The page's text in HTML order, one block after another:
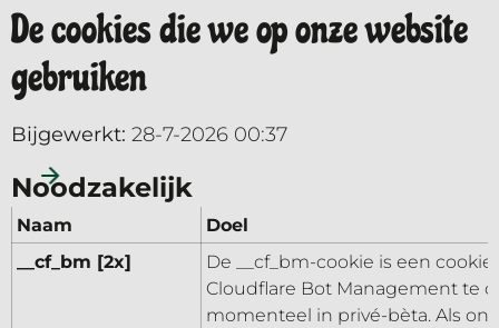
De cookies die we op onze website
gebruiken
Bijgewerkt: 28-7-2026 00:37
Noodzakelijk
Naam
Doel
__cf_bm [2x]
De __cf_bm-cookie is een
Cloudflare Bot Management te
momenteel in privé-bèta. Als